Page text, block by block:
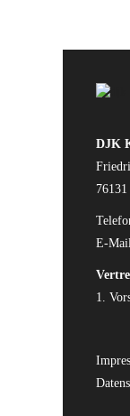
DJK
E-
1.